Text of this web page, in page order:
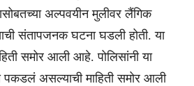
अल्पवयीन मुलीवर लैंगिक
संतापजनक घटना घडली होती. या
समोर आली आहे. पोलिसांनी या
पकडलं असल्याची माहिती समोर आली